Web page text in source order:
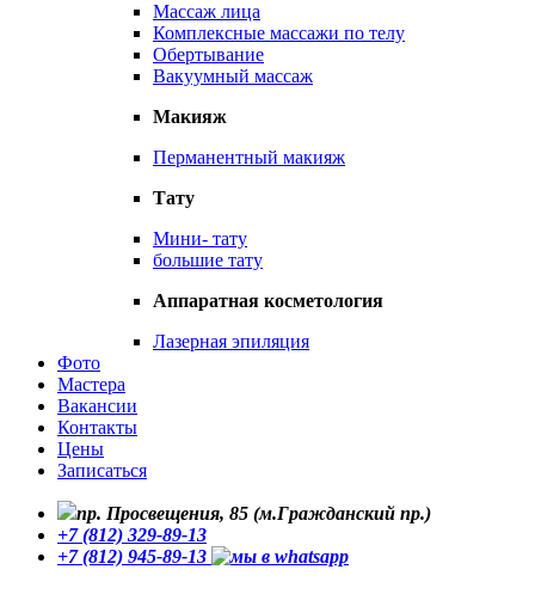
Массаж лица
Комплексные массажи по телу
Обертывание
Вакуумный массаж
Макияж
Перманентный макияж
Тату
Мини- тату
большие тату
Аппаратная косметология
Лазерная эпиляция
Фото
Мастера
Вакансии
Контакты
Цены
Записаться
пр. Просвещения, 85 (м.Гражданский пр.)
+7 (812) 329-89-13
+7 (812) 945-89-13